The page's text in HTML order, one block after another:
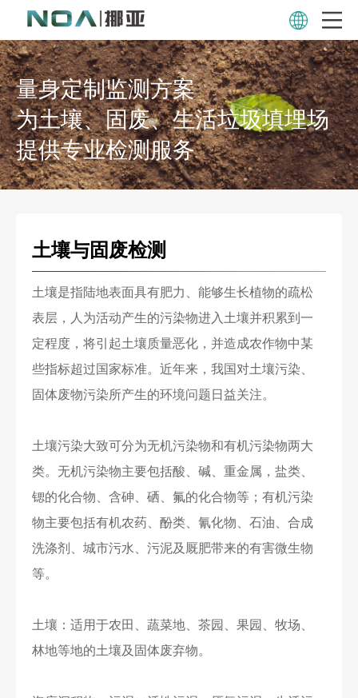
量身定制监测方案
为土壤、固废、生活垃圾填埋场
提供专业检测服务
土壤与固废检测
土壤是指陆地表面具有肥力、能够生长植物的疏松
表层，人为活动产生的污染物进入土壤并积累到一
定程度，将引起土壤质量恶化，并造成农作物中某
些指标超过国家标准。近年来，我国对土壤污染、
固体废物污染所产生的环境问题日益关注。
土壤污染大致可分为无机污染物和有机污染物两大
类。无机污染物主要包括酸、碱、重金属，盐类、
锶的化合物、含砷、硒、氟的化合物等；有机污染
物主要包括有机农药、酚类、氰化物、石油、合成
洗涤剂、城市污水、污泥及厩肥带来的有害微生物
等。
土壤：适用于农田、蔬菜地、茶园、果园、牧场、
林地等地的土壤及固体废弃物。